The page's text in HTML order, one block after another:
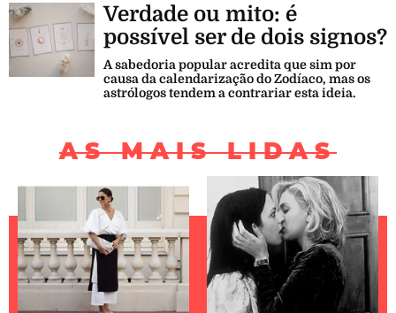
Verdade ou mito: é
possível ser de dois signos?
A sabedoria popular acredita que sim por
causa da calendarização do Zodíaco, mas os
astrólogos tendem a contrariar esta ideia.
AS MAIS LIDAS